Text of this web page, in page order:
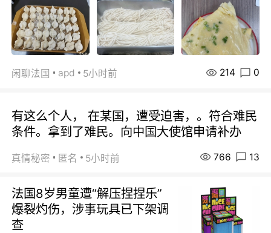
闲聊法国 apd 5小时前 214 0
有这么个人， 在某国，遭受迫害，。符合难民
条件。拿到了难民。向中国大使馆申请补办
真情秘密 匿名 5小时前 766 13
法国8岁男童遭“解压捏捏乐”
爆裂灼伤，涉事玩具已下架调
查